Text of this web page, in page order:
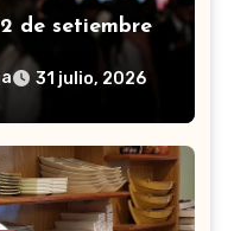
de setiembre
31 julio, 2026